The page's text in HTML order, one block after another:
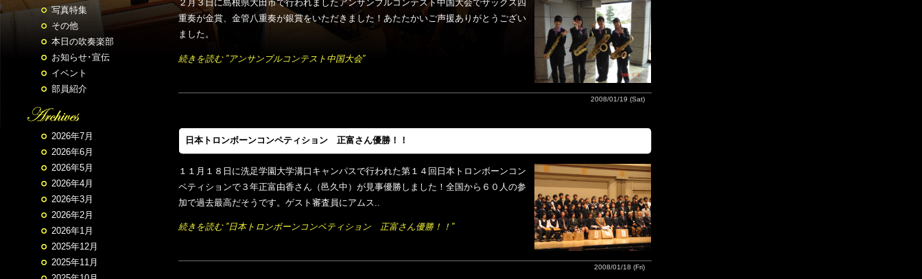
写真特集
その他
本日の吹奏楽部
お知らせ･宣伝
イベント
部員紹介
2026年7月
2026年6月
2026年5月
2026年4月
2026年3月
2026年2月
2026年1月
2025年12月
2025年11月
２月３日に島根県大田市で行われましたアンサンブルコンテスト中国大会でサックス四
重奏が金賞、金管八重奏が銀賞をいただきました！あたたかいご声援ありがとうござい
ました。
続きを読む ”アンサンブルコンテスト中国大会”
2008/01/19 (Sat)
日本トロンボーンコンペティション 正富さん優勝！！
１１月１８日に洗足学園大学溝口キャンパスで行われた第１４回日本トロンボーンコン
ペティションで３年正富由香さん（邑久中）が見事優勝しました！全国から６０人の参
加で過去最高だそうです。ゲスト審査員にアムス..
続きを読む ”日本トロンボーンコンペティション 正富さん優勝！！”
2008/01/18 (Fri)